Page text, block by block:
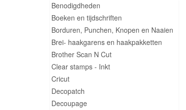
Benodigdheden
Boeken en tijdschriften
Borduren, Punchen, Knopen en Naaien
Brei- haakgarens en haakpakketten
Brother Scan N Cut
Clear stamps - Inkt
Cricut
Decopatch
Decoupage